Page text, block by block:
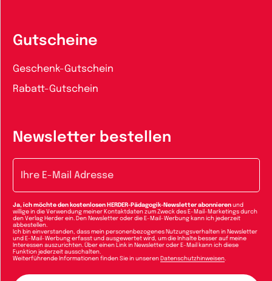
Gutscheine
Geschenk-Gutschein
Rabatt-Gutschein
Newsletter bestellen
Ja, ich möchte den kostenlosen HERDER-Pädagogik-Newsletter abonnieren und
willige in die Verwendung meiner Kontaktdaten zum Zweck des E-Mail-Marketings durch
den Verlag Herder ein. Den Newsletter oder die E-Mail-Werbung kann ich jederzeit
abbestellen.
Ich bin einverstanden, dass mein personenbezogenes Nutzungsverhalten in Newsletter
und E-Mail-Werbung erfasst und ausgewertet wird, um die Inhalte besser auf meine
Interessen auszurichten. Über einen Link in Newsletter oder E-Mail kann ich diese
Funktion jederzeit ausschalten.
Weiterführende Informationen finden Sie in unseren Datenschutzhinweisen.